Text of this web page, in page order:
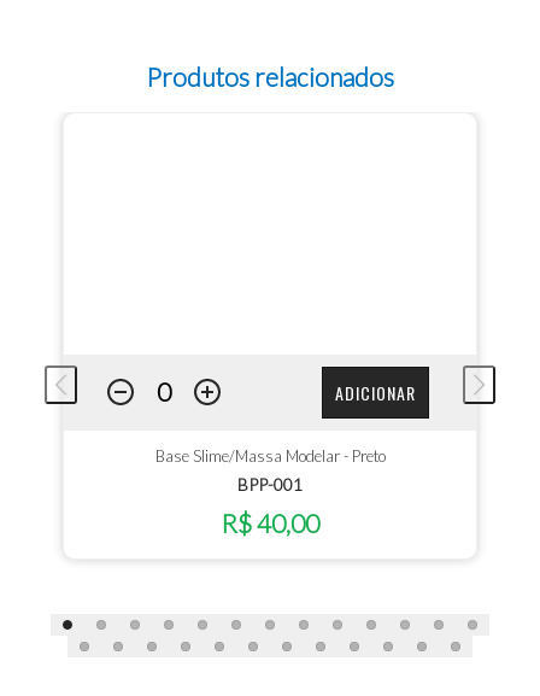
Produtos relacionados
ADICIONAR
Base Slime/Massa Modelar - Preto
BPP-001
R$ 40,00